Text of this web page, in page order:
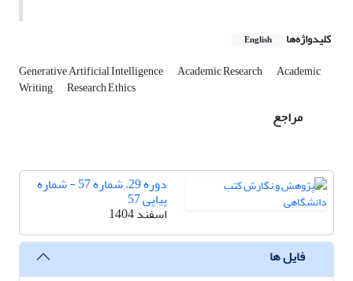
کلیدواژه‌ها English
Generative Artificial Intelligence Academic Research Academic
Writing Research Ethics
مراجع
دوره 29، شماره 57 - شماره
پیاپی 57
اسفند 1404
فایل ها